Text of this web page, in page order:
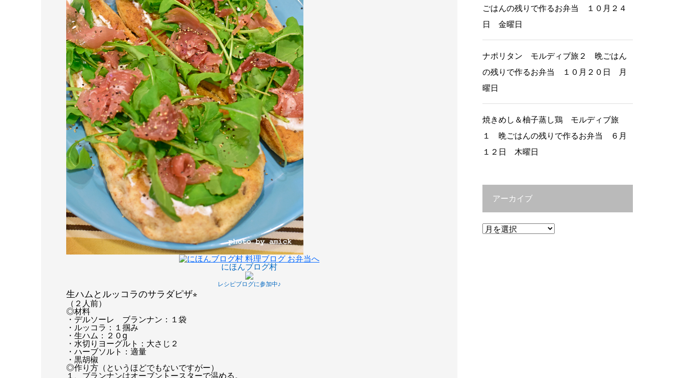
にほんブログ村
レシピブログに参加中♪
生ハムとルッコラのサラダピザ⭐︎
（２人前）
◎材料
・デルソーレ ブランナン：１袋
・ルッコラ：１掴み
・生ハム：２０g
・水切りヨーグルト：大さじ２
・ハーブソルト：適量
・黒胡椒
◎作り方（というほどでもないですがー）
１、ブランナンはオーブントースターで温める。
ごはんの残りで作るお弁当 １０月２４
日 金曜日
ナポリタン モルディブ旅２ 晩ごはん
の残りで作るお弁当 １０月２０日 月
曜日
焼きめし＆柚子蒸し鶏 モルディブ旅
１ 晩ごはんの残りで作るお弁当 ６月
１２日 木曜日
アーカイブ